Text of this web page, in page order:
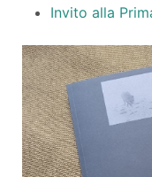
Invito alla